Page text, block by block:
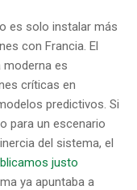
es solo instalar más
con Francia. El
moderna es
críticas en
predictivos. Si
para un escenario
del sistema, el
justo
ya apuntaba a